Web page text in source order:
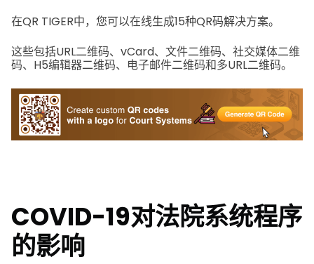
在QR TIGER中，您可以在线生成15种QR码解决方案。
这些包括URL二维码、vCard、文件二维码、社交媒体二维
码、H5编辑器二维码、电子邮件二维码和多URL二维码。
COVID-19对法院系统程序
的影响